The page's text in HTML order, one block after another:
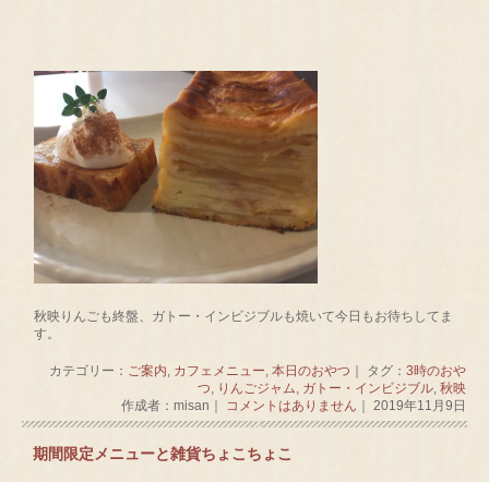
秋映りんごも終盤、ガトー・インビジブルも焼いて今日もお待ちしてま
す。
カテゴリー： ご案内 カフェメニュー 本日のおやつ ｜ タグ： 3時のおや
つ
りんごジャム ガトー・インビジブル, 秋映
作成者：misan｜
コメントはありません ｜ 2019年11月9日
期間限定メニューと雑貨ちょこちょこ